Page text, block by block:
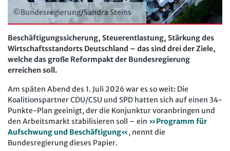
Beschäftigtendatenschutz
Lexikon
Zeitschriften
Der Personalrat
Computer und Arbeit
Gute Arbeit
Betriebsrat und Mitbestimmung
Arbeitsschutz und Mitbestimmung
Schwerbehindertenrecht und Inklusion
Betriebsratswissen online
Beschäftigtendatenschutz online
Personalratswissen online
Schwerbehindertenrecht online
Arbeitszeit online
KI-Praxis Arbeitsrecht online
Software
Newsletter
Bund SHOP
Abo
mein Bund-Online
©Bundesregierung/Sandra Steins
Beschäftigungssicherung, Steuerentlastung, Stärkung des
Wirtschaftsstandorts Deutschland – das sind drei der Ziele,
welche das große Reformpakt der Bundesregierung
erreichen soll.
Am späten Abend des 1. Juli 2026 war es so weit: Die
Koalitionspartner CDU/CSU und SPD hatten sich auf einen 34-
Punkte-Plan geeinigt, der die Konjunktur voranbringen und
den Arbeitsmarkt stabilisieren soll – ein »Programm für
Aufschwung und Beschäftigung«, nennt die
Bundesregierung dieses Papier.